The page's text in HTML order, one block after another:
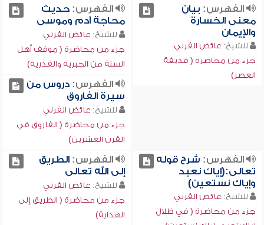
الفهرس: بيان
معنى الخسارة
والإيمان
للشيخ: عائض القرني
جزء من محاضرة ( قذيفة
العصر)
الفهرس:حديث
محاجة آدم وموسى
للشيخ: عائض القرني
جزء من محاضرة ( موقف أهل
السنة من الجبرية والقدرية)
الفهرس:دروس من
سيرة الفاروق
للشيخ: عائض القرني
جزء من محاضرة ( الفاروق في
القرن العشرين)
الفهرس: شرح قوله
تعالى:(إياك نعبد
وإياك نستعين)
للشيخ: عائض القرني
جزء من محاضرة ( في ظلال
الفهرس:الطريق
إلى الله تعالى
للشيخ: عائض القرني
جزء من محاضرة ( الطريق إلى
الهداية)